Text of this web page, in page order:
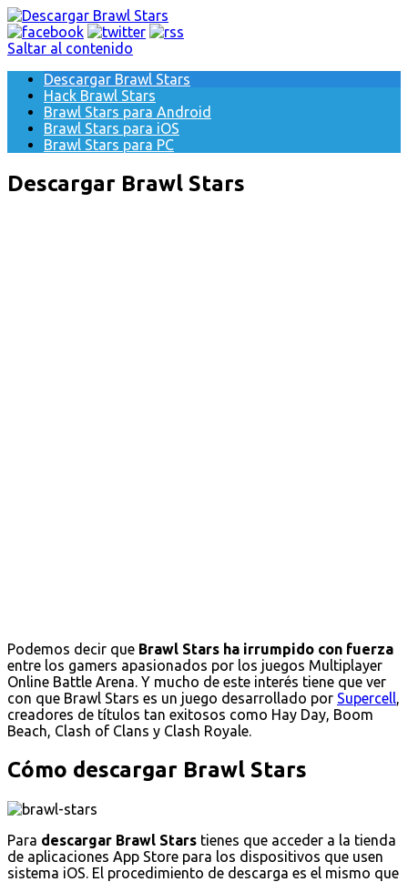
Saltar al contenido
Descargar Brawl Stars
Hack Brawl Stars
Brawl Stars para Android
Brawl Stars para iOS
Brawl Stars para PC
Descargar Brawl Stars
Podemos decir que Brawl Stars ha irrumpido con fuerza
entre los gamers apasionados por los juegos Multiplayer
Online Battle Arena. Y mucho de este interés tiene que ver
con que Brawl Stars es un juego desarrollado por Supercell,
creadores de títulos tan exitosos como Hay Day, Boom
Beach, Clash of Clans y Clash Royale.
Cómo descargar Brawl Stars
Para descargar Brawl Stars tienes que acceder a la tienda
de aplicaciones App Store para los dispositivos que usen
sistema iOS. El procedimiento de descarga es el mismo que